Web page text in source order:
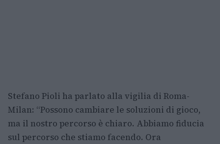
Stefano Pioli ha parlato alla vigilia di Roma-
Milan: “Possono cambiare le soluzioni di gioco,
ma il nostro percorso è chiaro. Abbiamo fiducia
sul percorso che stiamo facendo. Ora